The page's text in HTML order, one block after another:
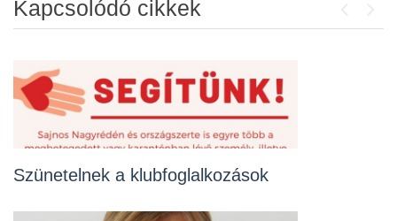
Kapcsolódó cikkek
Szünetelnek a klubfoglalkozások
A játszóterek használatáról